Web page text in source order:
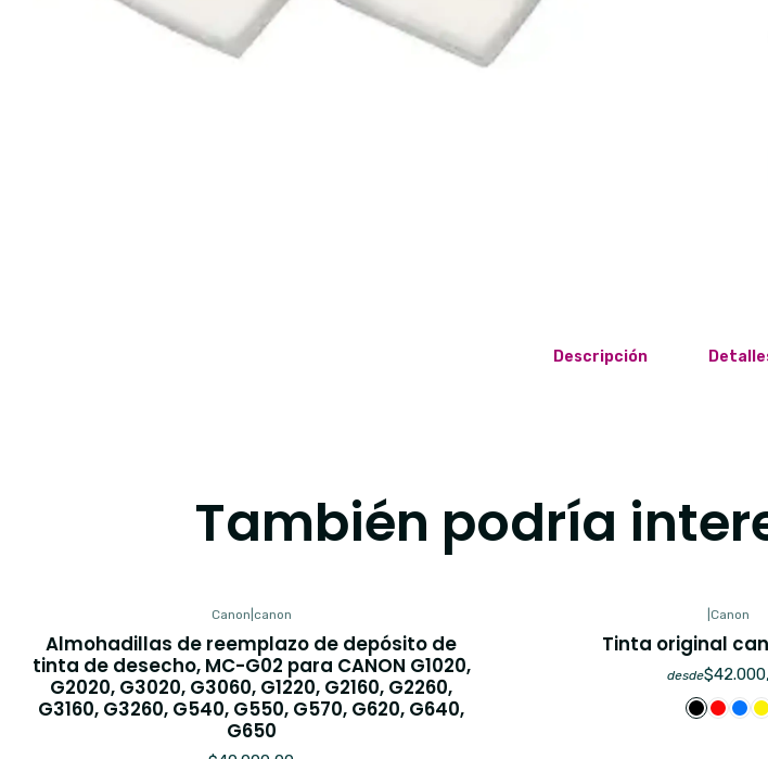
Descripción
También podría
Canon canon
Almohadillas de reemplazo de depósito de
tinta de desecho, MC-G02 para CANON G1020,
G2020, G3020, G3060, G1220, G2160, G2260,
G3160, G3260, G540, G550, G570, G620, G640,
G650
|Canon
Tinta original
desde